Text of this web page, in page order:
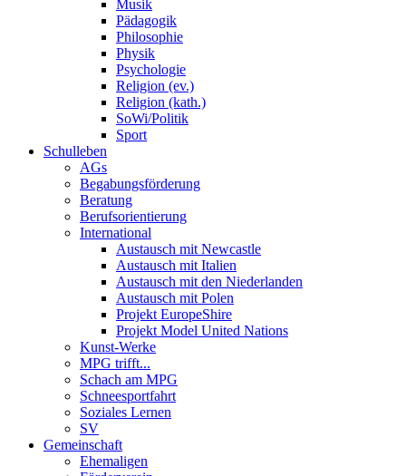
Musik
Pädagogik
Philosophie
Physik
Psychologie
Religion (ev.)
Religion (kath.)
SoWi/Politik
Sport
Schulleben
AGs
Begabungsförderung
Beratung
Berufsorientierung
International
Austausch mit Newcastle
Austausch mit Italien
Austausch mit den Niederlanden
Austausch mit Polen
Projekt EuropeShire
Projekt Model United Nations
Kunst-Werke
MPG trifft...
Schach am MPG
Schneesportfahrt
Soziales Lernen
SV
Gemeinschaft
Ehemaligen